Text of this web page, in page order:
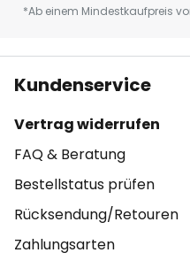
*Ab einem Mindestkaufpreis
Kundenservice
Vertrag widerrufen
FAQ & Beratung
Bestellstatus prüfen
Rücksendung/Retouren
Zahlungsarten